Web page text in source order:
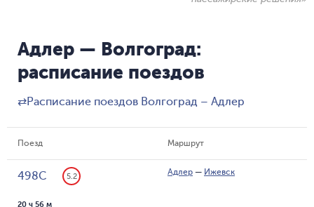
Адлер — Волгоград:
расписание поездов
⇄Расписание поездов Волгоград – Адлер
Поезд Маршрут
498С 5.2 Адлер — Ижевск
20 ч 56 м